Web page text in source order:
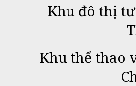
Khu đô thị
Khu thể thao